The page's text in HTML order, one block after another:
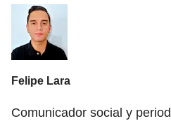
Felipe Lara
Comunicador social y